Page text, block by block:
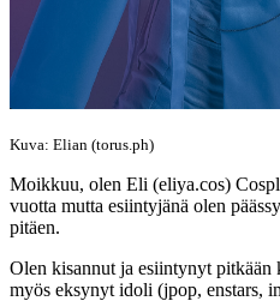
Kuva: Elian (torus.ph)
Moikkuu, olen Eli (eliya.cos)
vuotta mutta esiintyjänä olen
pitäen.
Olen kisannut ja esiintynyt pitkään
myös eksynyt idoli (jpop, enstars,